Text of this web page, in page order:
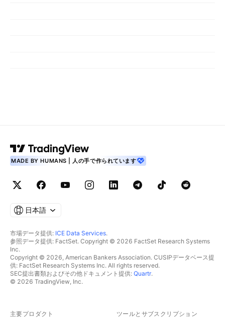
MADE BY HUMANS | 人の手で作られています
日本語
市場データ提供: ICE Data Services.
参照データ提供: FactSet. Copyright © 2026 FactSet Research Systems
Inc.
Copyright © 2026, American Bankers Association. CUSIPデータベース提
供: FactSet Research Systems Inc. All rights reserved.
SEC提出書類およびその他ドキュメント提供: Quartr.
© 2026 TradingView, Inc.
主要プロダクト ツールとサブスクリプション